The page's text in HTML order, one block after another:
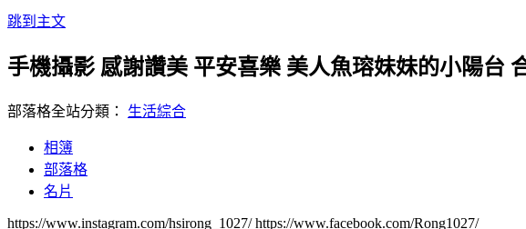
跳到主文
手機攝影 感謝讚美 平安喜樂 美人魚瑢妹妹的小陽台
部落格全站分類： 生活綜合
相簿
部落格
名片
https://www.instagram.com/hsirong_1027/ https://www.facebook.com/Rong1027/